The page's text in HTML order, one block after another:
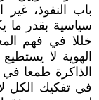
باب النفوذ،
سياسية بقدر ما
خللا في فهم
الهوية لا
الذاكرة طمعا
في تفكيك الكل